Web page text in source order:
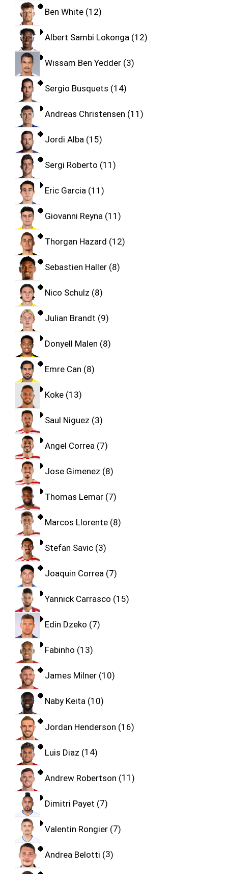
Ben White 12
Albert Sambi Lokonga 12
Wissam Ben Yedder 3
Sergio Busquets 14
Andreas Christensen 11
Jordi Alba 15
Sergi Roberto 11
Eric Garcia 11
Giovanni Reyna 11
Thorgan Hazard 12
Sebastien Haller 8
Nico Schulz 8
Julian Brandt 9
Donyell Malen 8
Emre Can 8
Koke 13
Saul Niguez 3
Angel Correa 7
Jose Gimenez 8
Thomas Lemar 7
Marcos Llorente 8
Stefan Savic 3
Joaquin Correa 7
Yannick Carrasco 15
Edin Dzeko 7
Fabinho 13
James Milner 10
Naby Keita 10
Jordan Henderson 16
Luis Diaz 14
Andrew Robertson 11
Dimitri Payet 7
Valentin Rongier 7
Andrea Belotti 3